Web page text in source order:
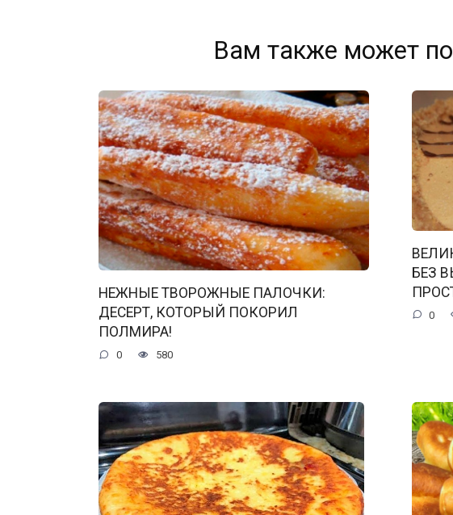
Вам также может
НЕЖНЫЕ ТВОРОЖНЫЕ ПАЛОЧКИ:
ДЕСЕРТ, КОТОРЫЙ ПОКОРИЛ
ПОЛМИРА!
0 580
БЕЗ
0